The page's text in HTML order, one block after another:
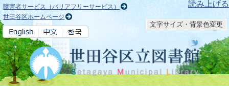
本文へ 読み上げる
障害者サービス（バリアフリーサービス）
世田谷区ホームページ
文字サイズ・背景色変更